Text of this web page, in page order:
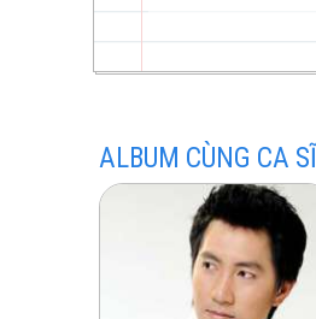
ALBUM CÙNG CA SĨ